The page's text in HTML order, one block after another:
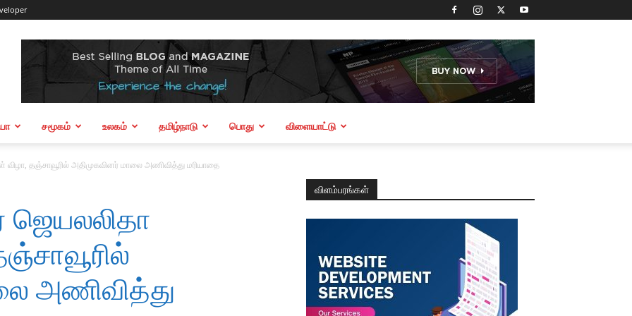
சமூகம் உலகம் தமிழ்நாடு பொது விளையாட்டு
தஞ்சாவூரில் அதிமுகவினர் மாலை அணிவித்து மரியாதை
அணிவித்து
விளம்பரங்கள்